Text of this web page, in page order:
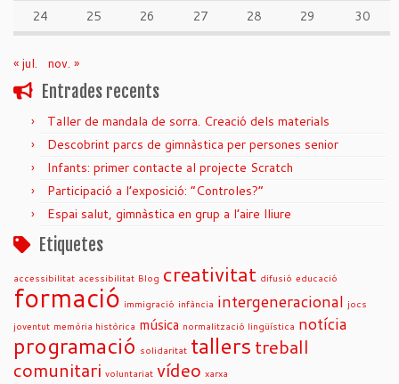
24
25 26 27 28 29 30
« jul. nov. »
Entrades recents
Taller de mandala de sorra. Creació dels materials
Descobrint parcs de gimnàstica per persones senior
Infants: primer contacte al projecte Scratch
Participació a l’exposició: “Controles?”
Espai salut, gimnàstica en grup a l’aire lliure
Etiquetes
accessibilitat acessibilitat Blog creativitat difusió educació
formació immigració infància intergeneracional jocs
joventut memòria històrica música normalització lingüística notícia
programació solidaritat tallers treball
comunitari voluntariat vídeo xarxa